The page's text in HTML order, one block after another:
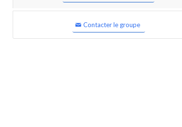
Contacter le groupe